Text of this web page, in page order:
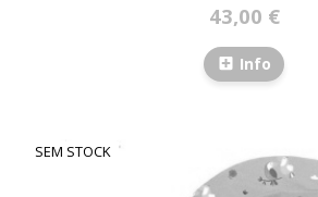
43,00 €
Info
SEM STOCK